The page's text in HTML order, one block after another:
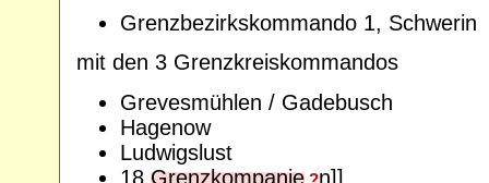
Grenzbezirkskommando 1, Schwerin
mit den 3 Grenzkreiskommandos
Grevesmühlen / Gadebusch
Hagenow
Ludwigslust
18 Grenzkompanie ?n]]